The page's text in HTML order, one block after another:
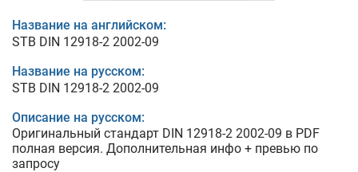
Название на английском:
STB DIN 12918-2 2002-09
Название на русском:
STB DIN 12918-2 2002-09
Описание на русском:
Оригинальный стандарт DIN 12918-2 2002-09 в PDF
полная версия. Дополнительная инфо + превью по
запросу